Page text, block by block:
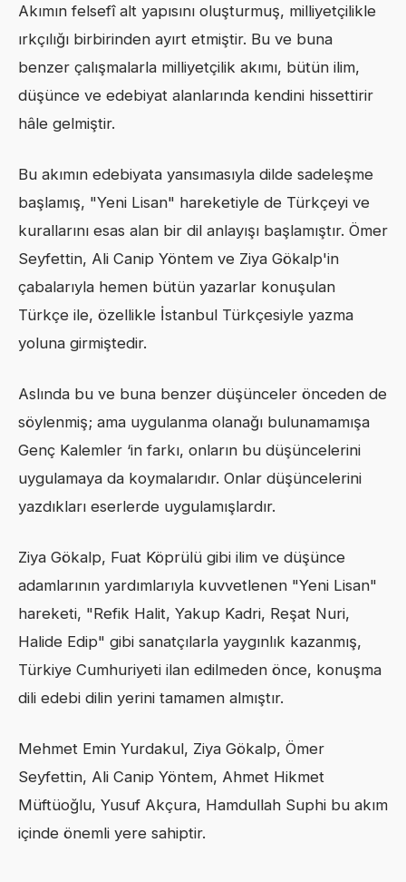
Akımın felsefî alt yapısını oluşturmuş, milliyetçilikle
ırkçılığı birbirinden ayırt etmiştir. Bu ve buna
benzer çalışmalarla milliyetçilik akımı, bütün ilim,
düşünce ve edebiyat alanlarında kendini hissettirir
hâle gelmiştir.
Bu akımın edebiyata yansımasıyla dilde sadeleşme
başlamış, "Yeni Lisan" hareketiyle de Türkçeyi ve
kurallarını esas alan bir dil anlayışı başlamıştır. Ömer
Seyfettin, Ali Canip Yöntem ve Ziya Gökalp'in
çabalarıyla hemen bütün yazarlar konuşulan
Türkçe ile, özellikle İstanbul Türkçesiyle yazma
yoluna girmiştedir.
Aslında bu ve buna benzer düşünceler önceden de
söylenmiş; ama uygulanma olanağı bulunamamışa
Genç Kalemler ‘in farkı, onların bu düşüncelerini
uygulamaya da koymalarıdır. Onlar düşüncelerini
yazdıkları eserlerde uygulamışlardır.
Ziya Gökalp, Fuat Köprülü gibi ilim ve düşünce
adamlarının yardımlarıyla kuvvetlenen "Yeni Lisan"
hareketi, "Refik Halit, Yakup Kadri, Reşat Nuri,
Halide Edip" gibi sanatçılarla yaygınlık kazanmış,
Türkiye Cumhuriyeti ilan edilmeden önce, konuşma
dili edebi dilin yerini tamamen almıştır.
Mehmet Emin Yurdakul, Ziya Gökalp, Ömer
Seyfettin, Ali Canip Yöntem, Ahmet Hikmet
Müftüoğlu, Yusuf Akçura, Hamdullah Suphi bu akım
içinde önemli yere sahiptir.